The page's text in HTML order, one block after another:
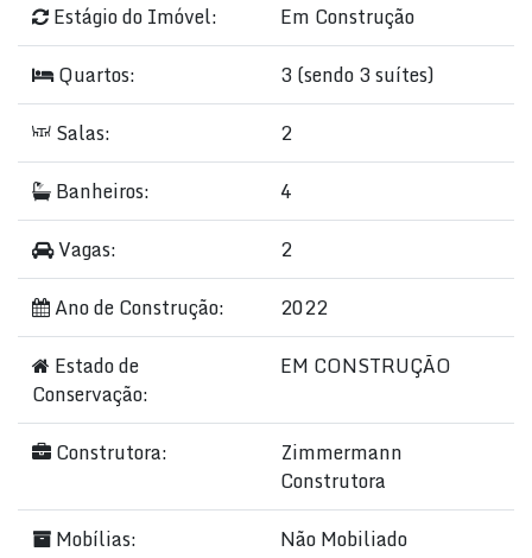
Estágio do Imóvel:
Em Construção
Quartos:
3 (sendo 3 suítes)
Salas:
2
Banheiros:
4
Vagas:
2
Ano de Construção:
2022
Estado de
Conservação:
EM CONSTRUÇÃO
Construtora:
Zimmermann
Construtora
Mobílias:
Não Mobiliado